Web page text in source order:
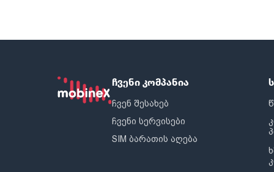
ჩვენი კომპანია
ჩვენ შესახებ
ჩვენი სერვისები
SIM ბარათის აღება